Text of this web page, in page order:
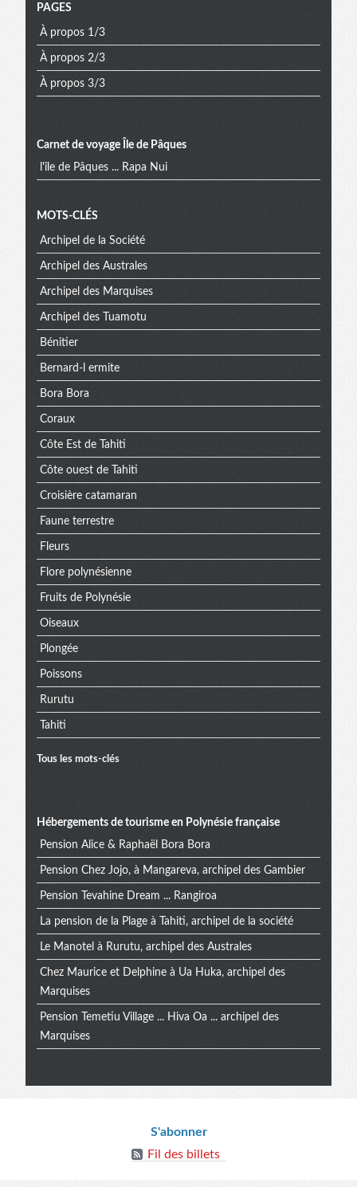
PAGES
À propos 1/3
À propos 2/3
À propos 3/3
Carnet de voyage Île de Pâques
l'île de Pâques ... Rapa Nui
Menu
extra
MOTS-CLÉS
Archipel de la Société
Archipel des Australes
Archipel des Marquises
Archipel des Tuamotu
Bénitier
Bernard-l ermite
Bora Bora
Coraux
Côte Est de Tahiti
Côte ouest de Tahiti
Croisière catamaran
Faune terrestre
Fleurs
Flore polynésienne
Fruits de Polynésie
Oiseaux
Plongée
Poissons
Rurutu
Tahiti
Tous les mots-clés
Hébergements de tourisme en Polynésie française
Pension Alice & Raphaël Bora Bora
Pension Chez Jojo, à Mangareva, archipel des Gambier
Pension Tevahine Dream ... Rangiroa
La pension de la Plage à Tahiti, archipel de la société
Le Manotel à Rurutu, archipel des Australes
Chez Maurice et Delphine à Ua Huka, archipel des
Marquises
Pension Temetiu Village ... Hiva Oa ... archipel des
Marquises
Informations
S'abonner
Fil des billets